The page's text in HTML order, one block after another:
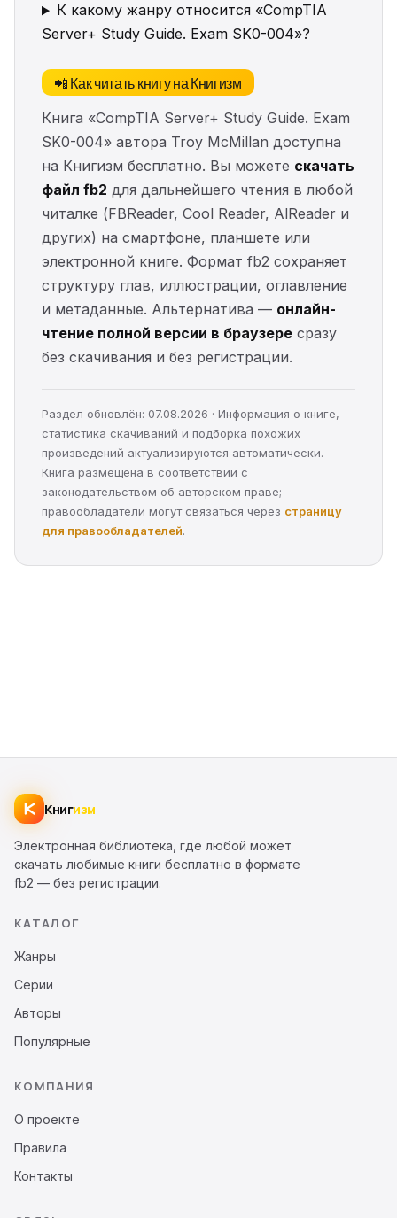
К какому жанру относится «CompTIA
Server+ Study Guide. Exam SK0-004»?
📲 Как читать книгу на Книгизм
Книга «CompTIA Server+ Study Guide. Exam
SK0-004» автора Troy McMillan доступна
на Книгизм бесплатно. Вы можете скачать
файл fb2 для дальнейшего чтения в любой
читалке (FBReader, Cool Reader, AlReader и
других) на смартфоне, планшете или
электронной книге. Формат fb2 сохраняет
структуру глав, иллюстрации, оглавление
и метаданные. Альтернатива — онлайн-
чтение полной версии в браузере сразу
без скачивания и без регистрации.
Раздел обновлён: 07.08.2026 · Информация о книге,
статистика скачиваний и подборка похожих
произведений актуализируются автоматически.
Книга размещена в соответствии с
законодательством об авторском праве;
правообладатели могут связаться через страницу
для правообладателей.
Книгизм
Электронная библиотека, где любой может
скачать любимые книги бесплатно в формате
fb2 — без регистрации.
КАТАЛОГ
Жанры
Серии
Авторы
Популярные
КОМПАНИЯ
О проекте
Правила
Контакты